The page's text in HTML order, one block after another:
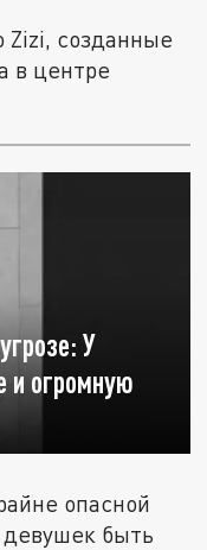
Zizi, созданные
в центре
У
и огромную
опасной
быть